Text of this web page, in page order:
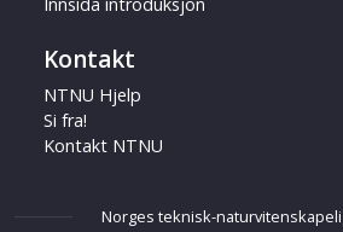
Innsida introduksjon
Kontakt
NTNU Hjelp
Si fra!
Kontakt NTNU
Norges teknisk-